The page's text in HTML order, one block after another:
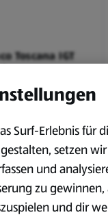
Toscana IGT
1 l)
€² 3,49 €
Surf-Erlebnis für
setzen wir
und
zu gewinnen,
und dir